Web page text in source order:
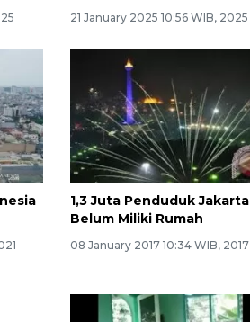
21 January 2025 10:56 WIB, 2025
1,3 Juta Penduduk Jakarta
Belum Miliki Rumah
08 January 2017 10:34 WIB, 2017
Penyelesaian pembentukan
Kopdes Merah Putih di
Sumbar
05 August 2026 10:33 WIB